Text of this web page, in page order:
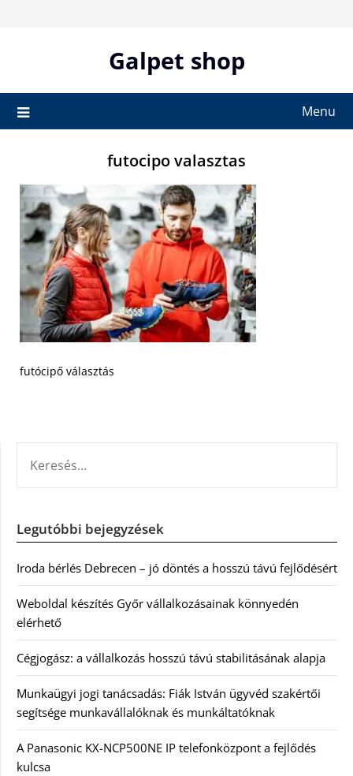
Galpet shop
Menu
futocipo valasztas
futócipő választás
Legutóbbi bejegyzések
Iroda bérlés Debrecen – jó döntés a hosszú távú fejlődésért
Weboldal készítés Győr vállalkozásainak könnyedén
elérhető
Cégjogász: a vállalkozás hosszú távú stabilitásának alapja
Munkaügyi jogi tanácsadás: Fiák István ügyvéd szakértői
segítsége munkavállalóknak és munkáltatóknak
A Panasonic KX-NCP500NE IP telefonközpont a fejlődés
kulcsa